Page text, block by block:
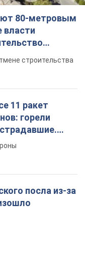
80-метровым
власти
строительства
11 ракет
горели
посла из-за